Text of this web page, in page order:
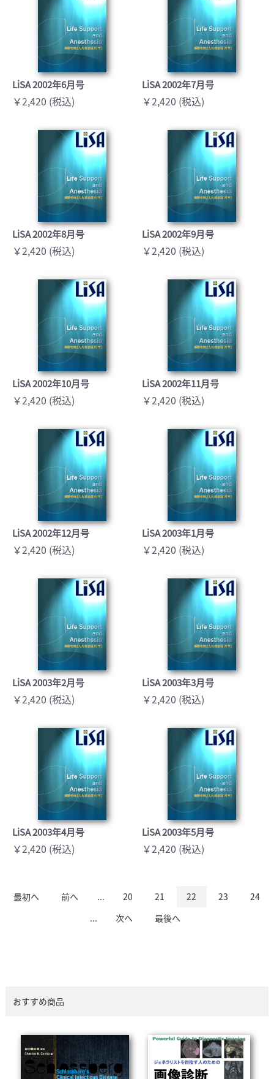
LiSA 2002年6月号
￥2,420 (税込)
LiSA 2002年7月号
￥2,420 (税込)
LiSA 2002年8月号
￥2,420 (税込)
LiSA 2002年9月号
￥2,420 (税込)
LiSA 2002年10月号
￥2,420 (税込)
LiSA 2002年11月号
￥2,420 (税込)
LiSA 2002年12月号
￥2,420 (税込)
LiSA 2003年1月号
￥2,420 (税込)
LiSA 2003年2月号
￥2,420 (税込)
LiSA 2003年3月号
￥2,420 (税込)
LiSA 2003年4月号
￥2,420 (税込)
LiSA 2003年5月号
￥2,420 (税込)
最初へ 前へ ... 20 21 22 23
24
...
次へ 最後へ
おすすめ商品